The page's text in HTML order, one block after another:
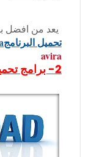
يعد من افضل
تحميل البرنامج
avira
2- برامج تحميل الملفات من الانترنت